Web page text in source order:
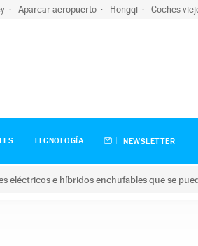
Aparcar aeropuerto Hongqi Coches
TECNOLOGÍA NEWSLETTER
eléctricos e híbridos enchufables que se